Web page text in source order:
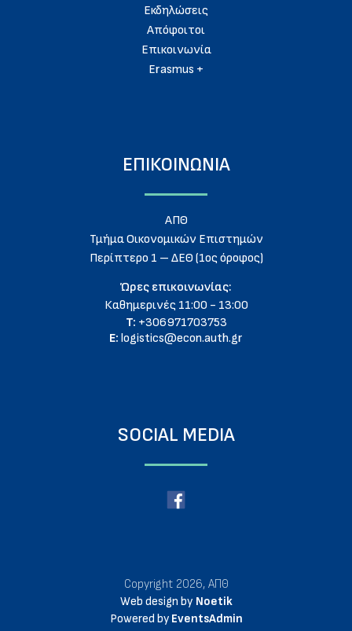
Εκδηλώσεις
Απόφοιτοι
Eπικοινωνία
Erasmus +
ΕΠΙΚΟΙΝΩΝΙΑ
ΑΠΘ
Τμήμα Οικονομικών Επιστημών
Περίπτερο 1 – ΔΕΘ (1ος όροφος)
Ώρες επικοινωνίας:
Καθημερινές 11:00 - 13:00
T: +306971703753
E: logistics@econ.auth.gr
SOCIAL MEDIA
Copyright 2026, ΑΠΘ
Web design by Noetik
Powered by EventsAdmin